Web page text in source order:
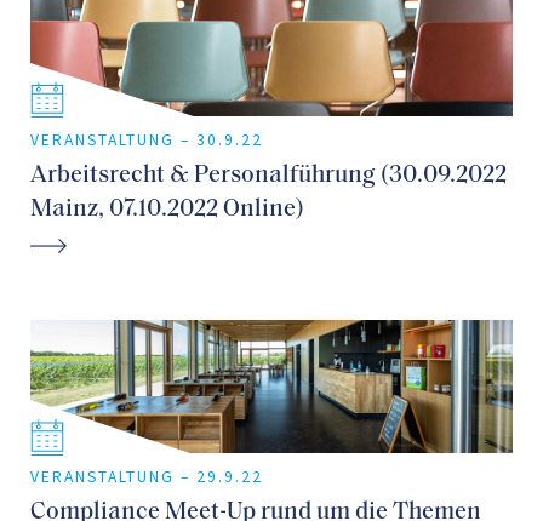
VERANSTALTUNG – 30.9.22
Arbeitsrecht & Personalführung (30.09.2022
Mainz, 07.10.2022 Online)
VERANSTALTUNG – 29.9.22
Compliance Meet-Up rund um die Themen